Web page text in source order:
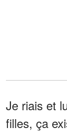
Je riais et
filles, ça